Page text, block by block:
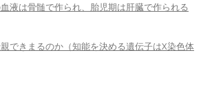
液は骨髄で作られ、胎児期は肝臓で作られる
できまるのか（知能を決める遺伝子はX染色体